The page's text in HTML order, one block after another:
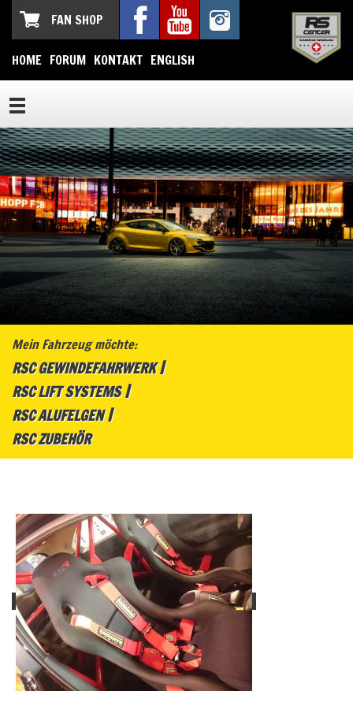
FAN SHOP
HOME FORUM KONTAKT ENGLISH
Mein Fahrzeug möchte:
RSC GEWINDEFAHRWERK
RSC LIFT SYSTEMS
RSC ALUFELGEN
RSC ZUBEHÖR